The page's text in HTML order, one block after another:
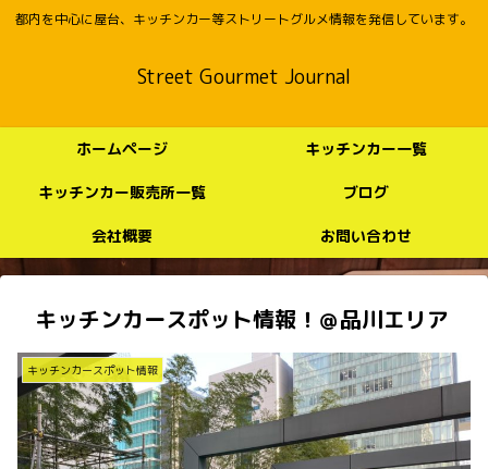
都内を中心に屋台、キッチンカー等ストリートグルメ情報を発信しています。
Street Gourmet Journal
ホームページ キッチンカー一覧
キッチンカー販売所一覧 ブログ
会社概要 お問い合わせ
キッチンカースポット情報！＠品川エリア
キッチンカースポット情報